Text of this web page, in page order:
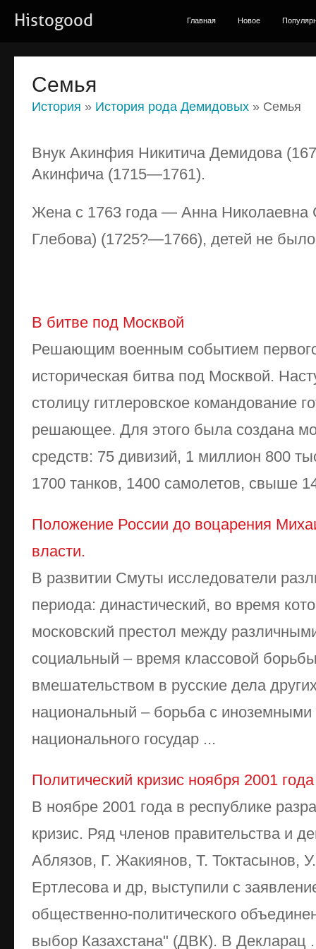
Histogood Главная Новое
Семья
История » История рода Демидовых » Семья
Внук Акинфия Никитича Демидова
Акинфича (1715—1761).
Жена с 1763 года — Анна Николаевна
Глебова) (1725?—1766), детей не
В битве под Москвой
Решающим военным событием
историческая битва под Москвой.
столицу гитлеровское командование
решающее. Для этого была создана
средств: 75 дивизий, 1 миллион 800
1700 танков, 1400 самолетов, свыше
Положение России до воцарения
власти.
В развитии Смуты исследователи
периода: династический, во время
московский престол между
социальный – время классовой
вмешательством в русские дела
национальный – борьба с
национального государ ...
Политический кризис ноября 2001
В ноябре 2001 года в республике
кризис. Ряд членов правительства и
Аблязов, Г. Жакиянов, Т. Токтасынов,
Ертлесова и др, выступили с
общественно-политического
выбор Казахстана" (ДВК). В Декларац